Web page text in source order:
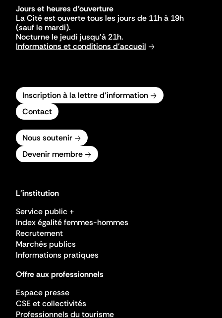
Jours et heures d'ouverture
La Cité est ouverte tous les jours de 11h à 19h
(sauf le mardi).
Nocturne le jeudi jusqu'à 21h.
Informations et conditions d'accueil
Inscription à la lettre d'information
Contact
Nous soutenir
Devenir membre
L'institution
Service public +
Index égalité femmes-hommes
Recrutement
Marchés publics
Informations pratiques
Offre aux professionnels
Espace presse
CSE et collectivités
Professionnels du tourisme